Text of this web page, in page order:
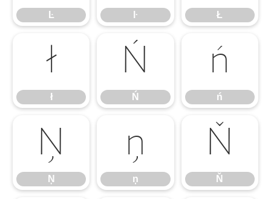
Ŀ ŀ Ł
ł
ł
Ń
Ń
ń
ń
Ņ
Ņ
ņ
ņ
Ň
Ň